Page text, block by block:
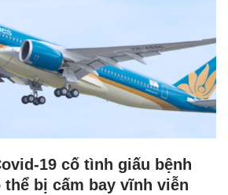
19 cố tình giấu bệnh
thể bị cấm bay vĩnh viễn